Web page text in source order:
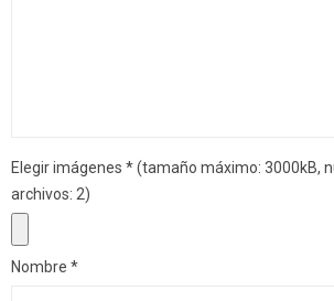
Elegir imágenes *(tamaño máximo: 3000kB,
archivos: 2)
Nombre *